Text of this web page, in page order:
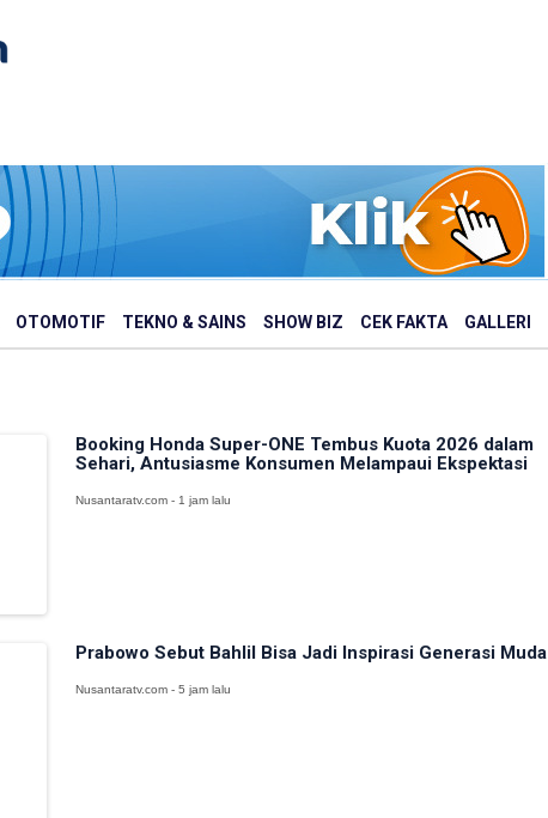
OTOMOTIF TEKNO & SAINS SHOW BIZ CEK FAKTA GALLERI
Booking Honda Super-ONE Tembus Kuota 2026 dalam
Sehari, Antusiasme Konsumen Melampaui Ekspektasi
Nusantaratv.com - 1 jam lalu
Prabowo Sebut Bahlil Bisa Jadi Inspirasi Generasi Muda
Nusantaratv.com - 5 jam lalu